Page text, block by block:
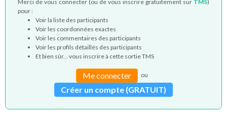
Merci de vous connecter (ou de vous inscrire gratuitement sur TMS)
pour :
Voir la liste des participants
Voir les coordonnées exactes
Voir les commentaires des participants
Voir les profils détaillés des participants
Et bien sûr... vous inscrire à cette sortie TMS
Me connecter ou
Créer un compte (GRATUIT)